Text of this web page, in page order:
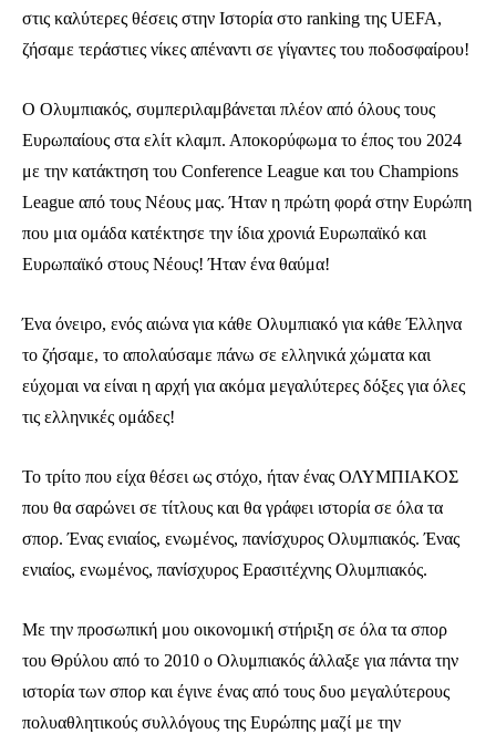
στις καλύτερες θέσεις στην Ιστορία στο ranking της UEFA,
ζήσαμε τεράστιες νίκες απέναντι σε γίγαντες του ποδοσφαίρου!
Ο Ολυμπιακός, συμπεριλαμβάνεται πλέον από όλους τους
Ευρωπαίους στα ελίτ κλαμπ. Αποκορύφωμα το έπος του 2024
με την κατάκτηση του Conference League και του Champions
League από τους Νέους μας. Ήταν η πρώτη φορά στην Ευρώπη
που μια ομάδα κατέκτησε την ίδια χρονιά Ευρωπαϊκό και
Ευρωπαϊκό στους Νέους! Ήταν ένα θαύμα!
Ένα όνειρο, ενός αιώνα για κάθε Ολυμπιακό για κάθε Έλληνα
το ζήσαμε, το απολαύσαμε πάνω σε ελληνικά χώματα και
εύχομαι να είναι η αρχή για ακόμα μεγαλύτερες δόξες για όλες
τις ελληνικές ομάδες!
Το τρίτο που είχα θέσει ως στόχο, ήταν ένας ΟΛΥΜΠΙΑΚΟΣ
που θα σαρώνει σε τίτλους και θα γράφει ιστορία σε όλα τα
σπορ. Ένας ενιαίος, ενωμένος, πανίσχυρος Ολυμπιακός. Ένας
ενιαίος, ενωμένος, πανίσχυρος Ερασιτέχνης Ολυμπιακός.
Με την προσωπική μου οικονομική στήριξη σε όλα τα σπορ
του Θρύλου από το 2010 ο Ολυμπιακός άλλαξε για πάντα την
ιστορία των σπορ και έγινε ένας από τους δυο μεγαλύτερους
πολυαθλητικούς συλλόγους της Ευρώπης μαζί με την